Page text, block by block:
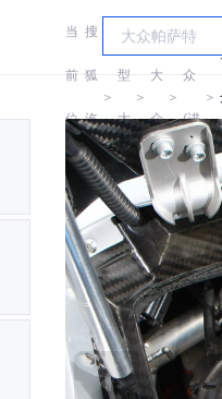
当
前
位
置:
搜
狐
汽
车
＞
车
型
大
全
＞
大
众
＞
大
众
(进
口)
＞